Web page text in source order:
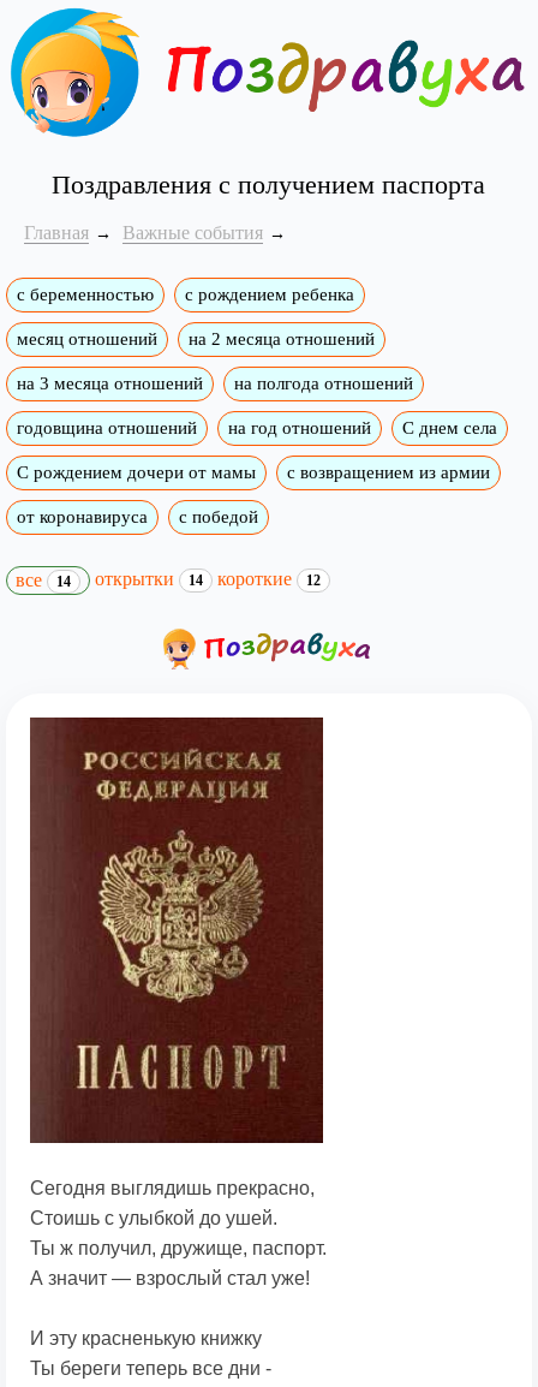
Поздравления с получением паспорта
Главная Важные события
с беременностью с рождением ребенка
месяц отношений на 2 месяца отношений
на 3 месяца отношений на полгода отношений
годовщина отношений на год отношений С днем села
С рождением дочери от мамы с возвращением из армии
от коронавируса с победой
все 14 открытки 14 короткие 12
Сегодня выглядишь прекрасно,
Стоишь с улыбкой до ушей.
Ты ж получил, дружище, паспорт.
А значит — взрослый стал уже!
И эту красненькую книжку
Ты береги теперь все дни -